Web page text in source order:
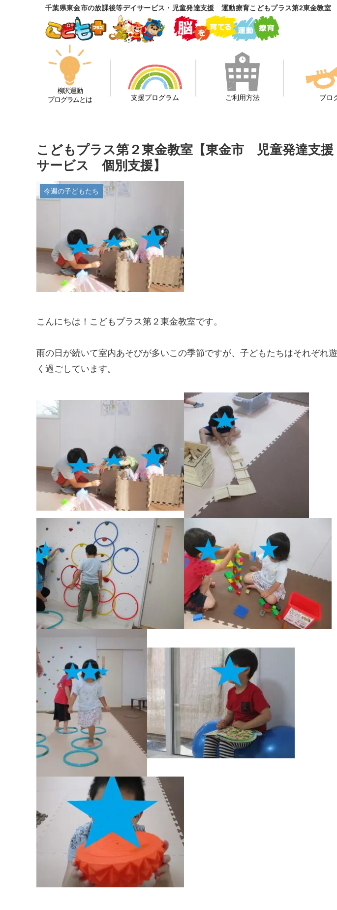
千葉県東金市の放課後等デイサービス・児童発達支援 運動療育こどもプラス第2東金教室
柳沢運動
プログラムとは
支援プログラム ご利用方法 ブロ
こどもプラス第２東金教室【東金市 児童発達支
サービス 個別支援】
今週の子どもたち
こんにちは！こどもプラス第２東金教室です。
雨の日が続いて室内あそびが多いこの季節ですが、子どもたちはそれぞれ
く過ごしています。